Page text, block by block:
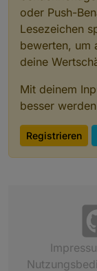
oder Push-
Lesezeichen
bewerten, um
deine
Mit deinem
besser
Registrieren